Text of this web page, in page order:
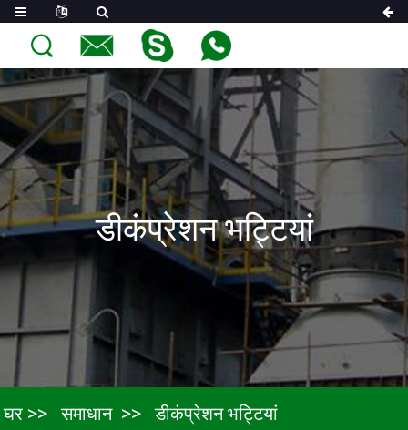
डीकंप्रेशन भट्टियां
घर समाधान डीकंप्रेशन भट्टियां